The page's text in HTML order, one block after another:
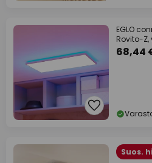
EGLO
Rovito-Z,
68,44
Suos.